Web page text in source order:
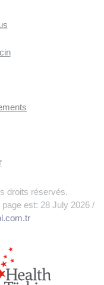
droits réservés.
est: 28 July 2026 /